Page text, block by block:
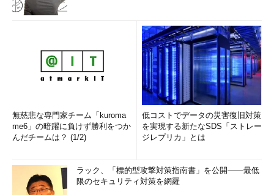
サービスの価格については、先行メリットを生かしつつ既存の
オーダーメイド、カスタムメイドサービスと同等に設定し、後発
サービスの登場があった場合でも値下げ競争に巻き込まれない形
を模索したいとした。
無慈悲な専門家チーム「kuroma
me6」の暗躍に負けず勝利をつか
んだチームは？ (1/2)
低コストでデータの災害復旧対策
を実現する新たなSDS「ストレー
ジレプリカ」とは
ラック、「標的型攻撃対策指南書」を公開――最低
限のセキュリティ対策を網羅